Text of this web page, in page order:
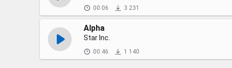
00:06 3 231
Alpha
Star Inc.
00:46 1 140